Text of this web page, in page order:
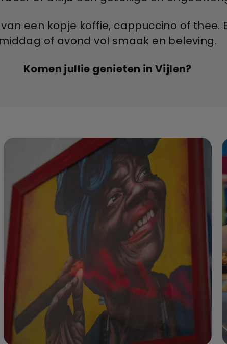
een kopje koffie, cappuccino of
middag of avond vol smaak en beleving.
Komen jullie genieten in Vijlen?